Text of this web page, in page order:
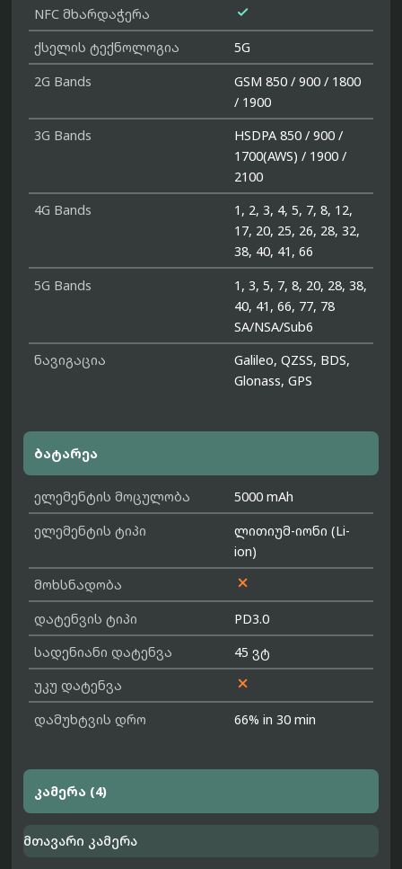
NFC მხარდაჭერა

ქსელის ტექნოლოგია
5G
2G Bands
GSM 850 / 900 / 1800
/ 1900
3G Bands
HSDPA 850 / 900 /
1700(AWS) / 1900 /
2100
4G Bands
1, 2, 3, 4, 5, 7, 8, 12,
17, 20, 25, 26, 28, 32,
38, 40, 41, 66
5G Bands
1, 3, 5, 7, 8, 20, 28, 38,
40, 41, 66, 77, 78
SA/NSA/Sub6
ნავიგაცია
Galileo, QZSS, BDS,
Glonass, GPS
ბატარეა
ელემენტის მოცულობა
5000 mAh
ელემენტის ტიპი
ლითიუმ-იონი (Li-
ion)
მოხსნადობა

დატენვის ტიპი
PD3.0
სადენიანი დატენვა
45 ვტ
უკუ დატენვა

დამუხტვის დრო 66% in 30 min
კამერა (4)
მთავარი კამერა